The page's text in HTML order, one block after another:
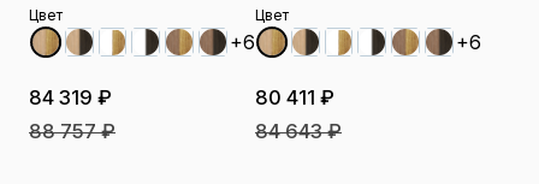
Цвет
+6
84 319 ₽
88 757 ₽
Цвет
+6
80 411 ₽
84 643 ₽